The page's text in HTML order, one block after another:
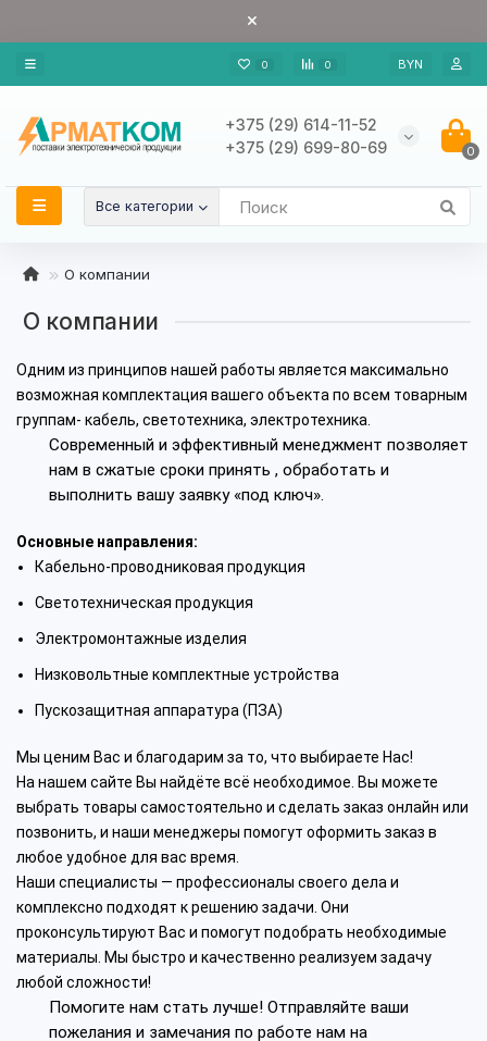
0 0 BYN
+375 (29) 614-11-52
+375 (29) 699-80-69
0
Все категории
О компании
О компании
Одним из принципов нашей работы является максимально
возможная комплектация вашего объекта по всем товарным
группам- кабель, светотехника, электротехника.
Современный и эффективный менеджмент позволяет
нам в сжатые сроки принять , обработать и
выполнить вашу заявку «под ключ».
Основные направления:
Кабельно-проводниковая продукция
Светотехническая продукция
Электромонтажные изделия
Низковольтные комплектные устройства
Пускозащитная аппаратура (ПЗА)
Мы ценим Вас и благодарим за то, что выбираете Нас!
На нашем сайте Вы найдёте всё необходимое. Вы можете
выбрать товары самостоятельно и сделать заказ онлайн или
позвонить, и наши менеджеры помогут оформить заказ в
любое удобное для вас время.
Наши специалисты — профессионалы своего дела и
комплексно подходят к решению задачи. Они
проконсультируют Вас и помогут подобрать необходимые
материалы. Мы быстро и качественно реализуем задачу
любой сложности!
Помогите нам стать лучше! Отправляйте ваши
пожелания и замечания по работе нам на